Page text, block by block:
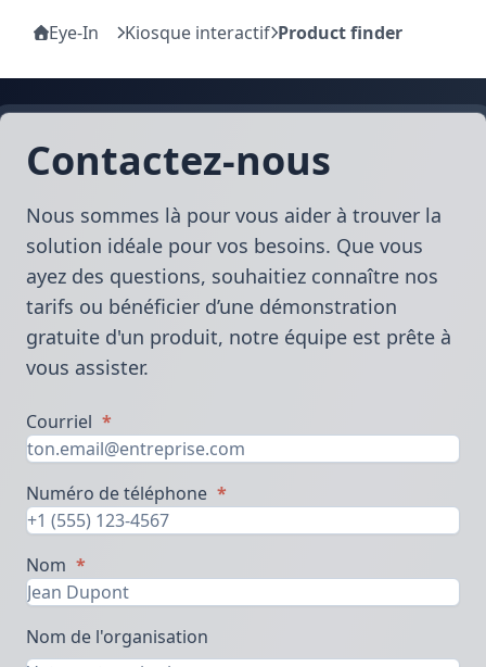
Eye-In Kiosque interactif Product finder
Contactez-nous
Nous sommes là pour vous aider à trouver la
solution idéale pour vos besoins. Que vous
ayez des questions, souhaitiez connaître nos
tarifs ou bénéficier d’une démonstration
gratuite d'un produit, notre équipe est prête à
vous assister.
Courriel *
Numéro de téléphone *
Nom *
Nom de l'organisation